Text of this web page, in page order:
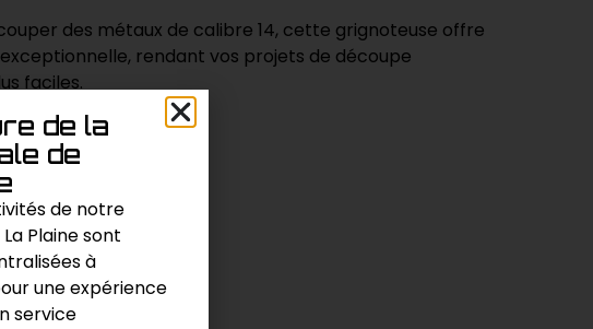
des métaux de calibre 14, cette grignoteuse offre
rendant vos projets de découpe
faciles.
prix
,Divers / Variés
de la
de
de notre
Plaine sont
à
une expérience
service